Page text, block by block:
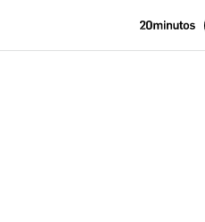
Volver